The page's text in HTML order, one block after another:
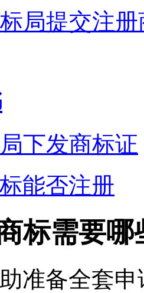
局提交注
下发商标证
能否注册
标需要哪
准备全套